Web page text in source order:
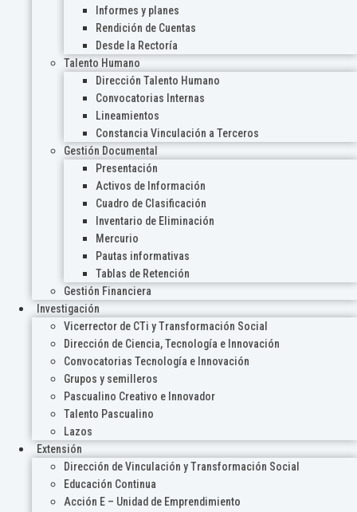
Informes y planes
Rendición de Cuentas
Desde la Rectoría
Talento Humano
Dirección Talento Humano
Convocatorias Internas
Lineamientos
Constancia Vinculación a Terceros
Gestión Documental
Presentación
Activos de Información
Cuadro de Clasificación
Inventario de Eliminación
Mercurio
Pautas informativas
Tablas de Retención
Gestión Financiera
Investigación
Vicerrector de CTi y Transformación Social
Dirección de Ciencia, Tecnología e Innovación
Convocatorias Tecnología e Innovación
Grupos y semilleros
Pascualino Creativo e Innovador
Talento Pascualino
Lazos
Extensión
Dirección de Vinculación y Transformación Social
Educación Continua
Acción E – Unidad de Emprendimiento